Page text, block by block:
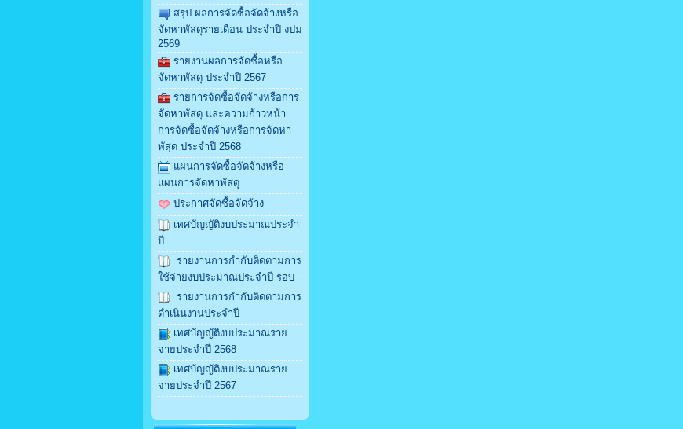
สรุป ผลการจัดซื้อจัดจ้างหรือ
จัดหาพัสดุรายเดือน ประจำปี งปม
2569
รายงานผลการจัดซื้อหรือ
จัดหาพัสดุ ประจำปี 2567
รายการจัดซื้อจัดจ้างหรือการ
จัดหาพัสดุ และความก้าวหน้า
การจัดซื้อจัดจ้างหรือการจัดหา
พัสุด ประจำปี 2568
แผนการจัดซื้อจัดจ้างหรือ
แผนการจัดหาพัสดุ
ประกาศจัดซื้อจัดจ้าง
เทศบัญญัติงบประมาณประจำ
ปี
รายงานการกำกับติดตามการ
ใช้จ่ายงบประมาณประจำปี รอบ
รายงานการกำกับติดตามการ
ดำเนินงานประจำปี
เทศบัญญัติงบประมาณราย
จ่ายประจำปี 2568
เทศบัญญัติงบประมาณราย
จ่ายประจำปี 2567